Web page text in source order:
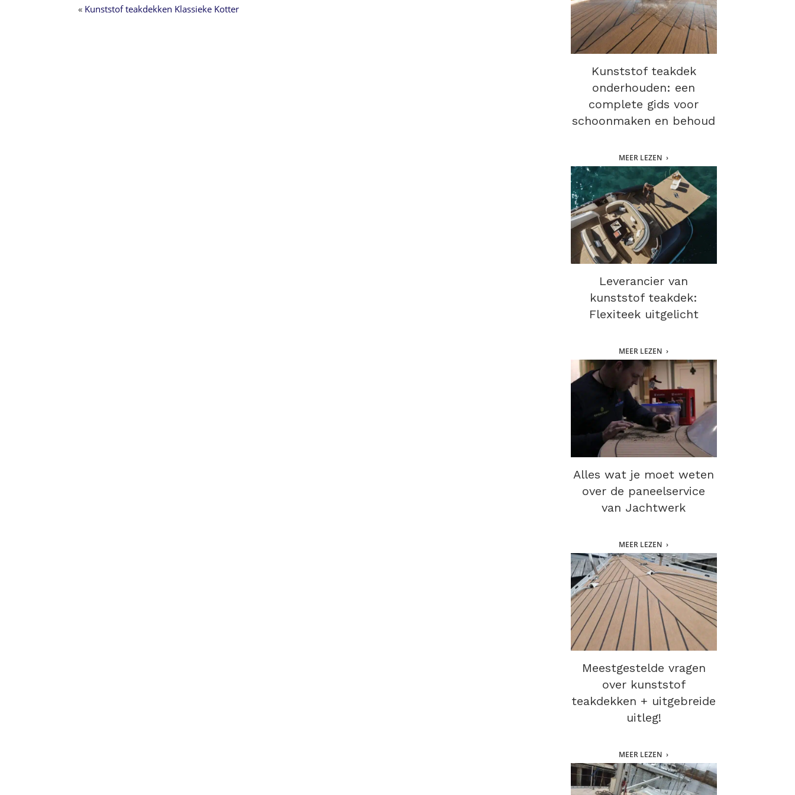
« Kunststof teakdekken Klassieke Kotter
Kunststof teakdek
onderhouden: een
complete gids voor
schoonmaken en behoud
MEER LEZEN
Leverancier van
kunststof teakdek:
Flexiteek uitgelicht
MEER LEZEN
Alles wat je moet weten
over de paneelservice
van Jachtwerk
MEER LEZEN
Meestgestelde vragen
over kunststof
teakdekken + uitgebreide
uitleg!
MEER LEZEN